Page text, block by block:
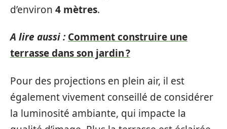
d’environ 4 mètres.
A lire aussi : Comment construire une
terrasse dans son jardin ?
Pour des projections en plein air, il est
également vivement conseillé de considérer
la luminosité ambiante, qui impacte la